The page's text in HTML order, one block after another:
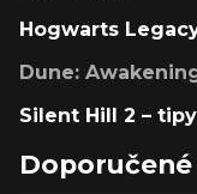
Hogwarts
Dune:
Silent Hill 2 –